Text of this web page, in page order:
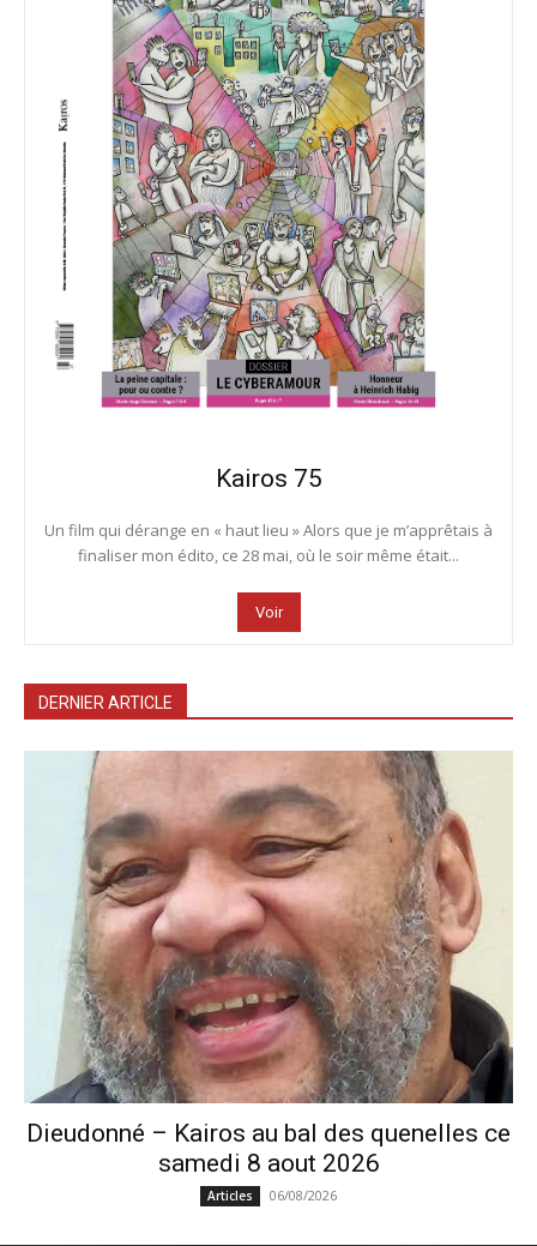
Kairos 75
Un film qui dérange en « haut lieu » Alors que je m’apprêtais à
finaliser mon édito, ce 28 mai, où le soir même était...
Voir
DERNIER ARTICLE
Dieudonné – Kairos au bal des quenelles ce
samedi 8 aout 2026
Articles 06/08/2026